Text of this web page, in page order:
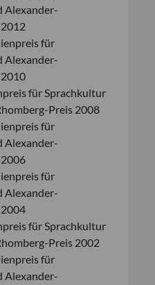
Alexander-
für
Alexander-
für Sprachkultur
Preis 2008
für
Alexander-
für
Alexander-
für Sprachkultur
Preis 2002
für
Alexander-